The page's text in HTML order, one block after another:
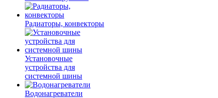
Радиаторы, конвекторы
Установочные
устройства для
системной шины
Водонагреватели